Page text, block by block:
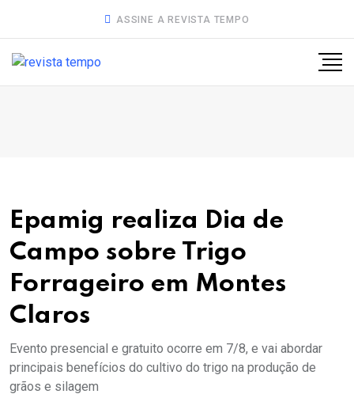
ASSINE A REVISTA TEMPO
Epamig realiza Dia de
Campo sobre Trigo
Forrageiro em Montes
Claros
Evento presencial e gratuito ocorre em 7/8, e vai abordar
principais benefícios do cultivo do trigo na produção de
grãos e silagem